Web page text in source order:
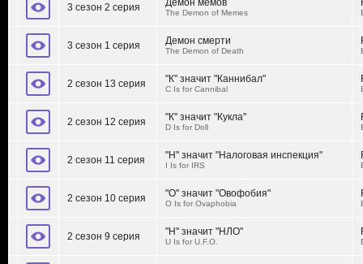
3 сезон 2 серия Демон мемов
The Demon of Memes
3 сезон 1 серия Демон смерти
The Demon of Death
2 сезон 13 серия "К" значит "Каннибал"
C Is for Cannibal
2 сезон 12 серия "К" значит "Кукла"
D Is for Doll
2 сезон 11 серия "Н" значит "Налоговая инспекция"
I Is for IRS
2 сезон 10 серия "О" значит "Овофобия"
O Is for Ovaphobia
2 сезон 9 серия "Н" значит "НЛО"
U Is for U.F.O.